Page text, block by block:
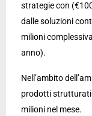
strategie con
dalle soluzioni
milioni
anno).
Nell’ambito
prodotti strutturati
milioni nel mese.